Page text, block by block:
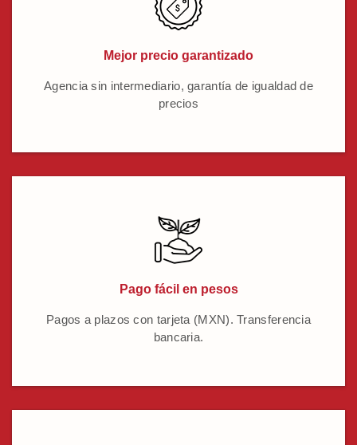
Mejor precio garantizado
Agencia sin intermediario, garantía de igualdad de
precios
Pago fácil en pesos
Pagos a plazos con tarjeta (MXN). Transferencia
bancaria.